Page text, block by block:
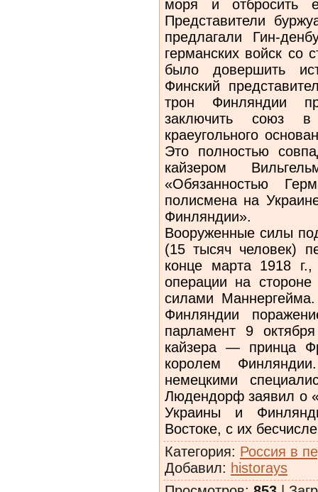
моря и отбросить
Представители
предлагали Гин-
германских войск со
было довершить
Финский
трон Финляндии
заключить союз в
краеугольного
Это полностью
кайзером
«Обязанностью
полисмена на
Финляндии».
Вооруженные силы
(15 тысяч человек)
конце марта 1918
операции на
силами
Финляндии
парламент 9
кайзера — принца
королем
немецкими
Людендорф заявил о
Украины и
Востоке, с их
Категория: Россия в
Добавил: historays